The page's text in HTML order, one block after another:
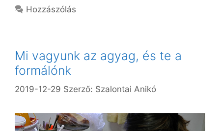
Hozzászólás
Mi vagyunk az agyag, és te a
formálónk
2019-12-29 Szerző: Szalontai Anikó